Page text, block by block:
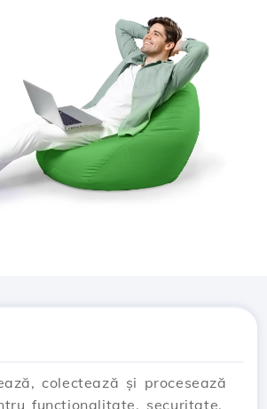
colectează și procesează
funcționalitate, securitate,